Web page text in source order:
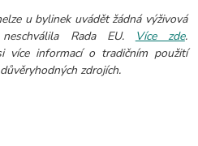
u bylinek uvádět žádná výživová
Rada EU.
Více zde.
více informací o tradičním použití
zdrojích.